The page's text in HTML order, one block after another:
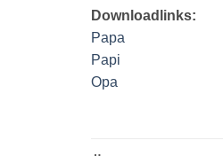
Downloadlinks:
Papa
Papi
Opa